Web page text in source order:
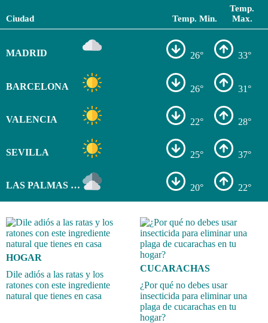
Ciudad Temp. Min.
Temp.
Max.
MADRID 26° 33°
BARCELONA 26° 31°
VALENCIA 22° 28°
SEVILLA 25° 37°
LAS PALMAS DE GRAN CANARIA 20° 22°
HOGAR
Dile adiós a las ratas y los
ratones con este ingrediente
natural que tienes en casa
CUCARACHAS
¿Por qué no debes usar
insecticida para eliminar una
plaga de cucarachas en tu
hogar?